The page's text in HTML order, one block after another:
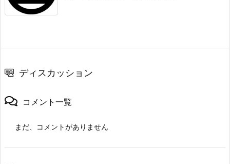
ディスカッション
コメント一覧
まだ、コメントがありません